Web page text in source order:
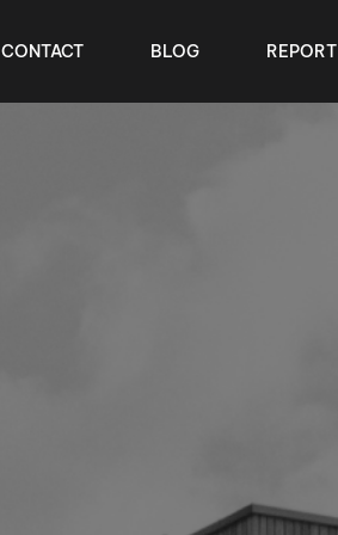
CONTACT BLOG REPORT